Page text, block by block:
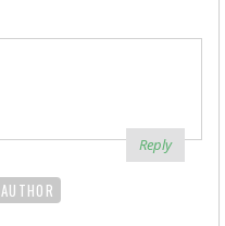
Reply
AUTHOR